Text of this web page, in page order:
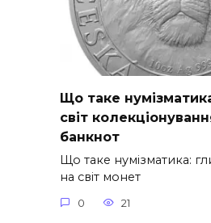
Що таке
світ
банкнот
Що таке нумізматика:
на світ монет
0 21